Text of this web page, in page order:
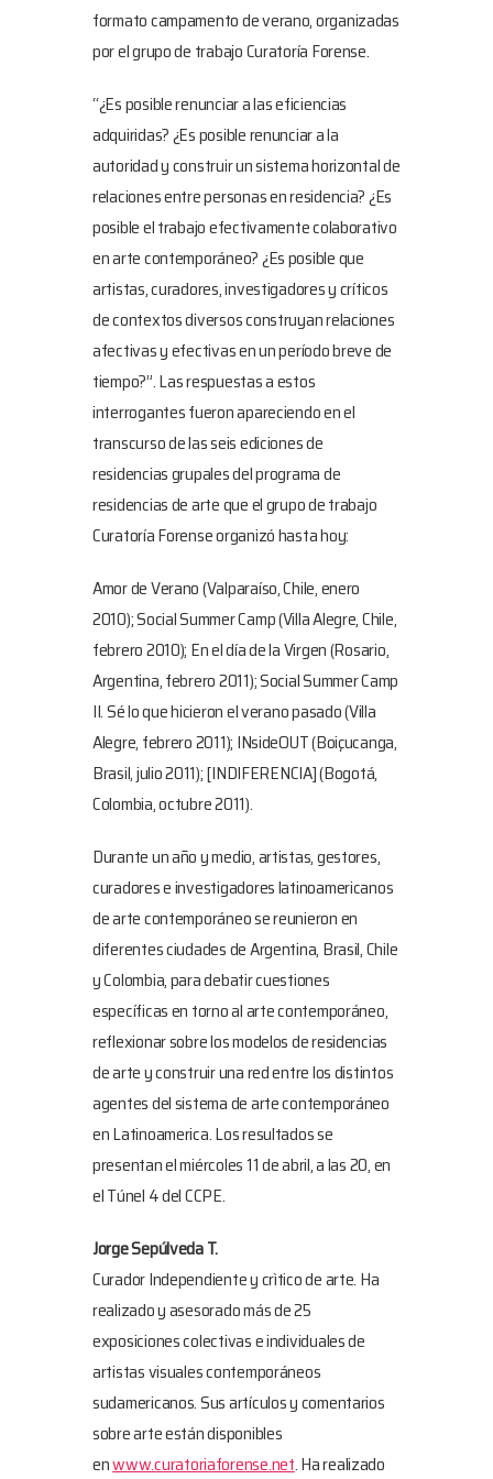
formato campamento de verano, organizadas
por el grupo de trabajo Curatoría Forense.
“¿Es posible renunciar a las eficiencias
adquiridas? ¿Es posible renunciar a la
autoridad y construir un sistema horizontal de
relaciones entre personas en residencia? ¿Es
posible el trabajo efectivamente colaborativo
en arte contemporáneo? ¿Es posible que
artistas, curadores, investigadores y críticos
de contextos diversos construyan relaciones
afectivas y efectivas en un período breve de
tiempo?”. Las respuestas a estos
interrogantes fueron apareciendo en el
transcurso de las seis ediciones de
residencias grupales del programa de
residencias de arte que el grupo de trabajo
Curatoría Forense organizó hasta hoy:
Amor de Verano (Valparaíso, Chile, enero
2010); Social Summer Camp (Villa Alegre, Chile,
febrero 2010); En el día de la Virgen (Rosario,
Argentina, febrero 2011); Social Summer Camp
II. Sé lo que hicieron el verano pasado (Villa
Alegre, febrero 2011); INsideOUT (Boiçucanga,
Brasil, julio 2011); [INDIFERENCIA] (Bogotá,
Colombia, octubre 2011).
Durante un año y medio, artistas, gestores,
curadores e investigadores latinoamericanos
de arte contemporáneo se reunieron en
diferentes ciudades de Argentina, Brasil, Chile
y Colombia, para debatir cuestiones
específicas en torno al arte contemporáneo,
reflexionar sobre los modelos de residencias
de arte y construir una red entre los distintos
agentes del sistema de arte contemporáneo
en Latinoamerica. Los resultados se
presentan el miércoles 11 de abril, a las 20, en
el Túnel 4 del CCPE.
Jorge Sepúlveda T.
Curador Independiente y crìtico de arte. Ha
realizado y asesorado más de 25
exposiciones colectivas e individuales de
artistas visuales contemporáneos
sudamericanos. Sus artículos y comentarios
sobre arte están disponibles
enwww.curatoriaforense.net. Ha realizado